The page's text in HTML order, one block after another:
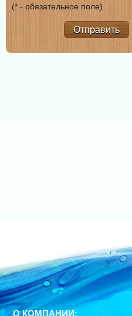
(* - обязательное поле)
Отправить
О КОМПАНИИ: